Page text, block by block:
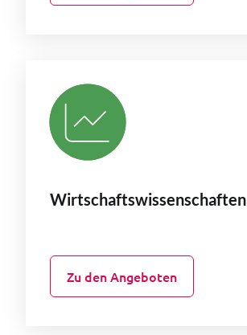
Wirtschaftswissenschaften
Zu den Angeboten